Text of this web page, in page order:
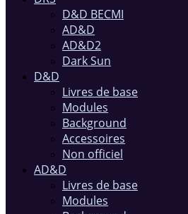
D&D BECMI
AD&D
AD&D2
Dark Sun
D&D
Livres de base
Modules
Background
Accessoires
Non officiel
AD&D
Livres de base
Modules